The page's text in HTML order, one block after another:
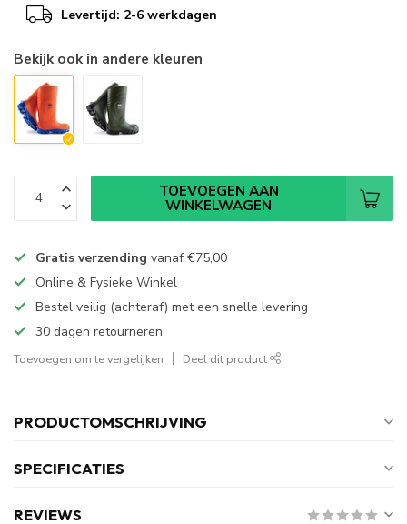
Levertijd: 2-6 werkdagen
Bekijk ook in andere kleuren
TOEVOEGEN AAN
WINKELWAGEN
Gratis verzending vanaf€75,00
Online & Fysieke Winkel
Bestel veilig (achteraf) met een snelle levering
30 dagen retourneren
Toevoegen om te vergelijken Deel dit product
PRODUCTOMSCHRIJVING
SPECIFICATIES
REVIEWS